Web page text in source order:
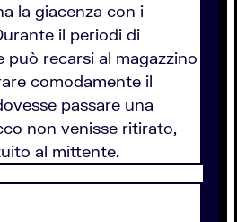
la giacenza con i
il periodi di
può recarsi al magazzino
comodamente il
passare una
non venisse ritirato,
al mittente.